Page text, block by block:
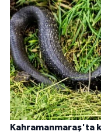
Kahramanmaraş'ta